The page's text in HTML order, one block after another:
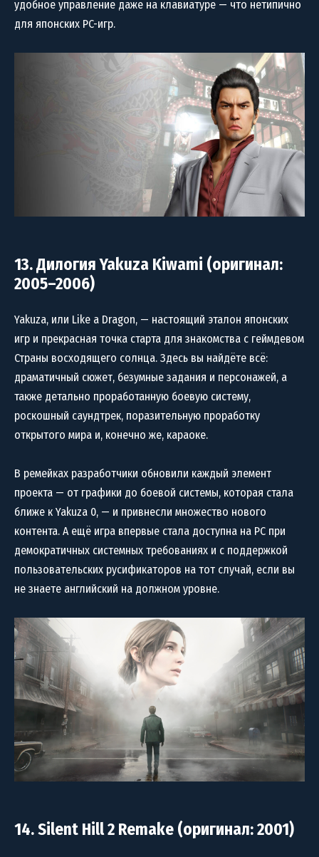
удобное управление даже на клавиатуре — что нетипично
для японских PC-игр.
13. Дилогия Yakuza Kiwami (оригинал:
2005–2006)
Yakuza, или Like a Dragon, — настоящий эталон японских
игр и прекрасная точка старта для знакомства с геймдевом
Страны восходящего солнца. Здесь вы найдёте всё:
драматичный сюжет, безумные задания и персонажей, а
также детально проработанную боевую систему,
роскошный саундтрек, поразительную проработку
открытого мира и, конечно же, караоке.
В ремейках разработчики обновили каждый элемент
проекта — от графики до боевой системы, которая стала
ближе к Yakuza 0, — и привнесли множество нового
контента. А ещё игра впервые стала доступна на PC при
демократичных системных требованиях и с поддержкой
пользовательских русификаторов на тот случай, если вы
не знаете английский на должном уровне.
14. Silent Hill 2 Remake (оригинал: 2001)